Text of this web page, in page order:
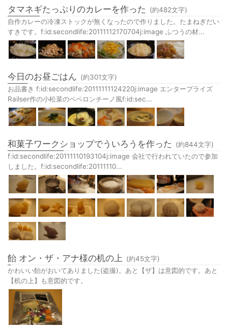
タマネギたっぷりのカレーを作った (約482文字)
自作カレーの冷凍ストックが無くなったので作りました。たまねぎだい
すきです。f:id:secondlife:20111112170704j:image ふつうの材...
今日のお昼ごはん (約301文字)
お品書き f:id:secondlife:20111111124220j:image エンタープライズ
Railser作の小松菜のペペロンチーノ風f:id:sec...
和菓子ワークショップでういろうを作った (約844文字)
f:id:secondlife:20111110193104j:image 会社で行われていたので参加
しました。f:id:secondlife:20111110...
飴 オン・ザ・アナ様の机の上 (約45文字)
かわいい飴がおいてありました(盗撮)。あと【ザ】は意図的です。あと
【机の上】も意図的です。